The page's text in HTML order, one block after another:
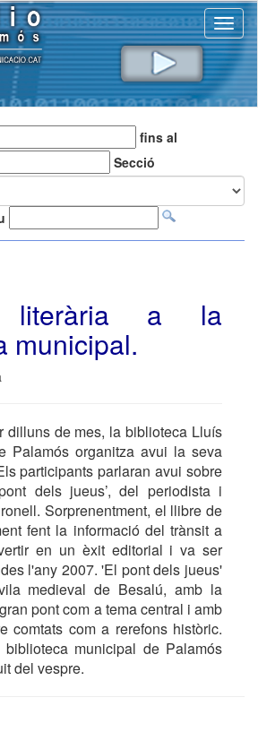
fins al
Secció
literària a la
municipal.
dilluns de mes, la biblioteca Lluís
Palamós organitza avui la seva
participants parlaran avui sobre
dels jueus’, del periodista i
Sorprenentment, el llibre de
fent la informació del trànsit a
en un èxit editorial i va ser
l'any 2007. 'El pont dels jueus'
medieval de Besalú, amb la
pont com a tema central i amb
comtats com a rerefons històric.
municipal de Palamós
del vespre.